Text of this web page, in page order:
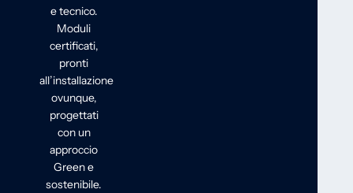
e tecnico.
Moduli
certificati,
pronti
all’installazione
ovunque,
progettati
con un
approccio
Green e
sostenibile.